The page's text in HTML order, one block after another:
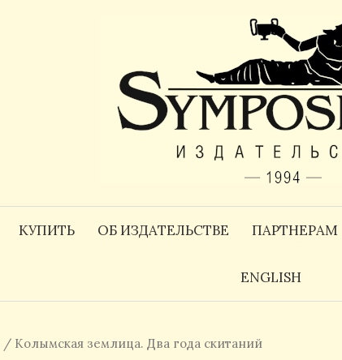
КУПИТЬ ОБ ИЗДАТЕЛЬСТВЕ ПАРТНЕРАМ
ENGLISH
/ Колымская землица. Два года скитаний